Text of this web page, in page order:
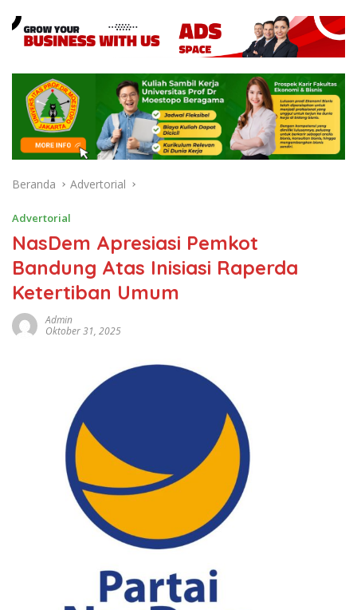
Beranda Advertorial
Advertorial
NasDem Apresiasi Pemkot
Bandung Atas Inisiasi Raperda
Ketertiban Umum
Admin
Oktober 31, 2025